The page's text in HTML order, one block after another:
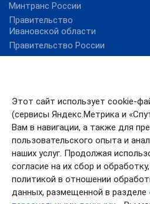
Этот сайт использует cookie-
(сервисы Яндекс.Метрика и
Вам в навигации, а также для
пользовательского опыта и
наших услуг. Продолжая
согласие на их сбор и
политикой в отношении
данных, размещенной в разделе
Минтранс России
Правительство
Ивановской области
Правительство России
Правовой портал